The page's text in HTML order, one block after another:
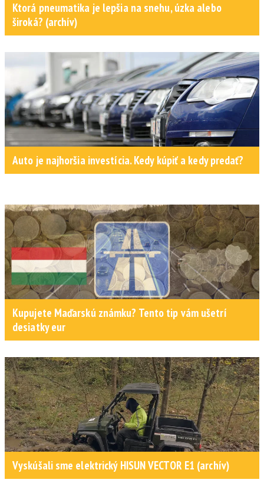
Ktorá pneumatika je lepšia na snehu, úzka alebo
široká? (archív)
Auto je najhoršia investícia. Kedy kúpiť a kedy predať?
Kupujete Maďarskú známku? Tento tip vám ušetrí
desiatky eur
Vyskúšali sme elektrický HISUN VECTOR E1 (archív)